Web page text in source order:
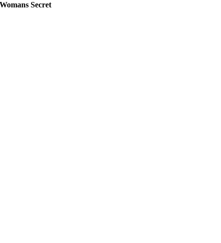
Womans Secret